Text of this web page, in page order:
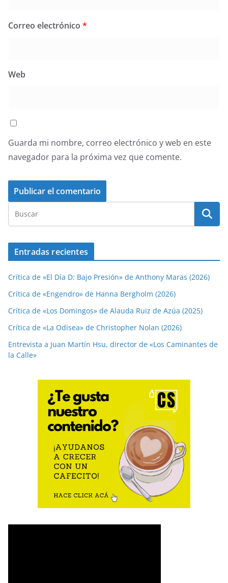
Correo electrónico *
Web
Guarda mi nombre, correo electrónico y web en este
navegador para la próxima vez que comente.
Entradas recientes
Crítica de «El Día D: Bajo Presión» de Anthony Maras (2026)
Crítica de «Engendro» de Hanna Bergholm (2026)
Crítica de «Los Domingos» de Alauda Ruiz de Azúa (2025)
Crítica de «La Odisea» de Christopher Nolan (2026)
Entrevista a Juan Martín Hsu, director de «Los Caminantes de
la Calle»